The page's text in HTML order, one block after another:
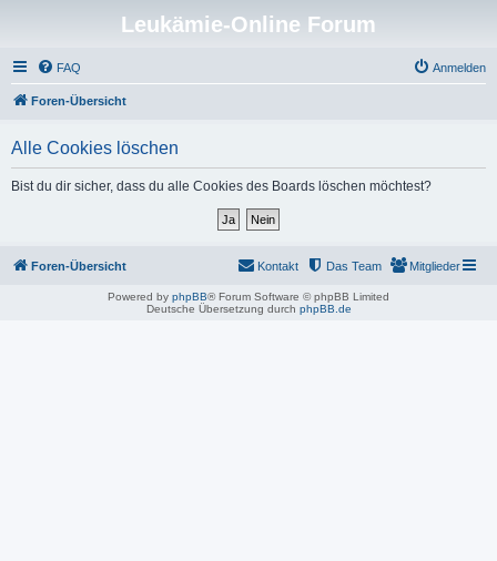
Leukämie-Online Forum
FAQ Anmelden
Foren-Übersicht
Alle Cookies löschen
Bist du dir sicher, dass du alle Cookies des Boards löschen möchtest?
Foren-Übersicht Mitglieder
Das Team
Kontakt
Powered by phpBB® Forum Software © phpBB Limited
Deutsche Übersetzung durch phpBB.de